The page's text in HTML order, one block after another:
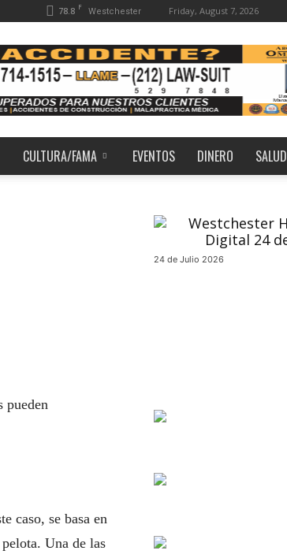
78.8 F Westchester Friday, August 7, 2026
CULTURA/FAMA EVENTOS DINERO SALUD
pueden
caso, se basa en
Una de las
24 de Julio 2026